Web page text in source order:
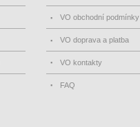
VO obchodní podmínky
VO doprava a platba
VO kontakty
FAQ